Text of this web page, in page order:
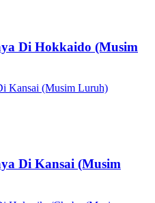
Di Hokkaido (Musim
Di Kansai (Musim